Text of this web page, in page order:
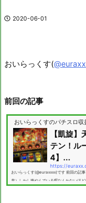
2020-06-01
おいらっくす(
前回の記事
おいらっくすのパチスロ収
【凱旋
テン！ル
4】...
https://
おいらっくす(@euraxxxx)です 前回の記
鬼）しかし悔やんでいる暇なんかないほ